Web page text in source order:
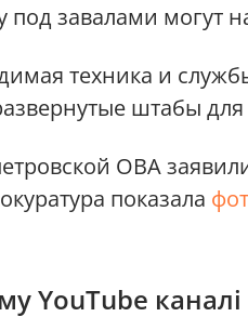
под завалами могут
техника и
штабы
ОВА
показала
YouTube каналі